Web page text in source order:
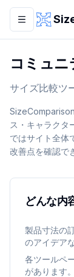
メインコンテン
コミュニ
サイズ比較ツ
ス・キャラクタ
ではサイト全体
改善点を確認で
どんな内
製品寸法の
のアイデア
各ツールペ
があります。